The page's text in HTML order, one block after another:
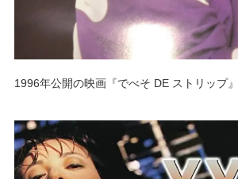
1996年公開の映画『でべそ DE ストリップ』